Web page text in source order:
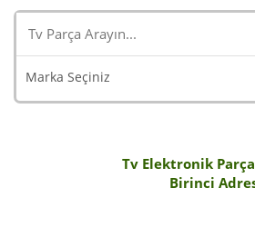
Marka Seçiniz
Tv Elektronik
Birinci